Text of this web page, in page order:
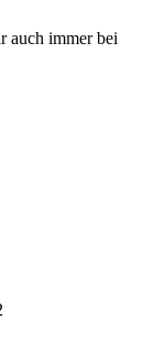
auch immer bei